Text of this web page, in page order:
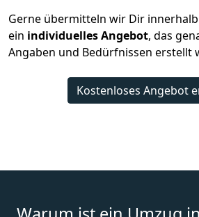
Gerne übermitteln wir Dir
ein individuelles Angebot, das
Angaben und Bedürfnissen erstellt
Kostenloses Angebot